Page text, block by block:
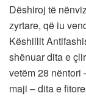
Dëshiroj të
zyrtare, që iu
Këshillit
shënuar dita e
vetëm 28 nëntori
maji – dita e